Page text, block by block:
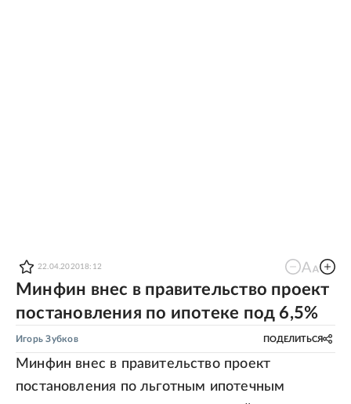
22.04.202018:12
Минфин внес в правительство проект
постановления по ипотеке под 6,5%
Игорь Зубков ПОДЕЛИТЬСЯ
Минфин внес в правительство проект
постановления по льготным ипотечным